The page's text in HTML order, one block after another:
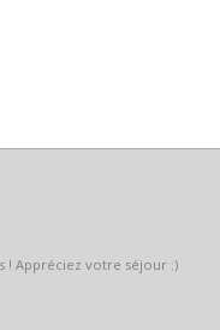
! Appréciez votre séjour :)